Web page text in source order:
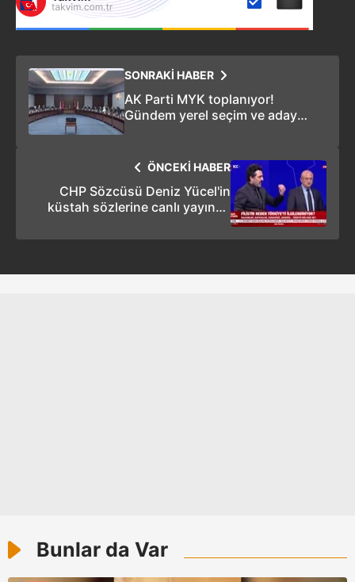
kullanılmaktadır. Bu çerezler vasıtasıyla çeşitli kişisel
verileriniz işlenmekte olup gerekli olan çerezler bilgi
kılınması ve kişiselleştirilmesi ve sizlere yönelik
reklam/pazarlama faaliyetlerinin yapılması, amaçlarıyla
sınırlı olarak açık rızanız dahilinde kullanılacaktır.
Çerezlere ilişkin tercihlerinizi aşağıda yer alan panel
vasıtasıyla belirleyebilirsiniz. Çerezlere ilişkin detaylı bilgi
için Ayarlar butonuna tıklayabilir,Çerez Bilgilendirme
Metnimiziziyaret edebilirsiniz.
hazırlanmış Aydınlatma Metnimizi okumak ve sitemizde
SONRAKİ HABER
AK Parti MYK toplanıyor!
Gündem yerel seçim ve aday
ÖNCEKİ HABER
CHP Sözcüsü Deniz Yücel'in
küstah sözlerine canlı yayında
Bunlar da Var